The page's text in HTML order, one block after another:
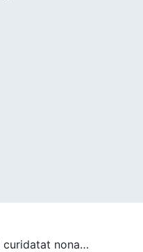
curidatat nona…